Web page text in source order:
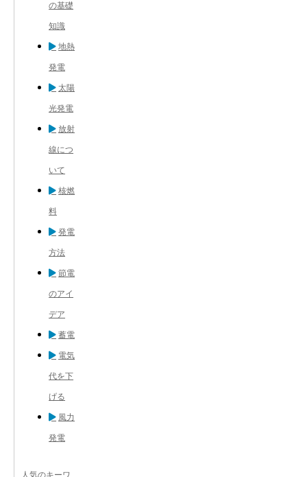
の基礎
知識
地熱
発電
太陽
光発電
放射
線につ
いて
核燃
料
発電
方法
節電
のアイ
デア
蓄電
電気
代を下
げる
風力
発電
人気のキーワ